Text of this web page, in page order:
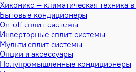
Хиконикс — климатическая техника
Бытовые кондиционеры
On-off сплит-системы
Инверторные сплит-системы
Мульти сплит-системы
Опции и аксессуары
Полупромышленные кондиционеры